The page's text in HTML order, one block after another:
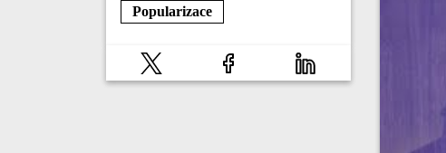
Popularizace